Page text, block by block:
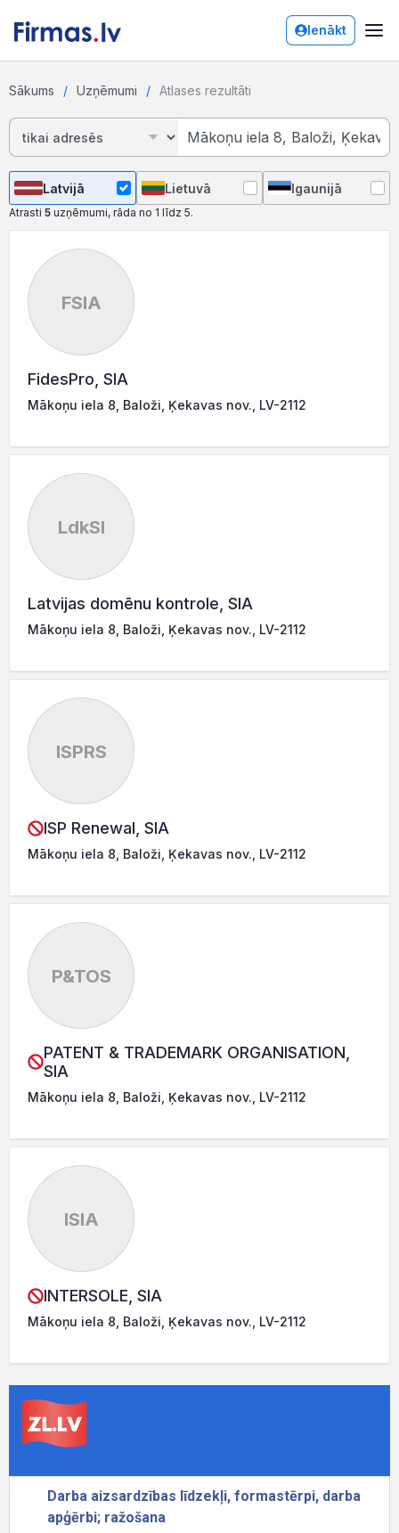
Ienākt
Sākums Uzņēmumi Atlases rezultāti
Latvijā Lietuvā Igaunijā
Atrasti 5 uzņēmumi, rāda no 1 līdz 5.
FSIA
FidesPro, SIA
Mākoņu iela 8, Baloži, Ķekavas nov., LV-2112
LdkSI
Latvijas domēnu kontrole, SIA
Mākoņu iela 8, Baloži, Ķekavas nov., LV-2112
ISPRS
ISP Renewal, SIA
Mākoņu iela 8, Baloži, Ķekavas nov., LV-2112
P&TOS
PATENT & TRADEMARK ORGANISATION,
SIA
Mākoņu iela 8, Baloži, Ķekavas nov., LV-2112
ISIA
INTERSOLE, SIA
Mākoņu iela 8, Baloži, Ķekavas nov., LV-2112